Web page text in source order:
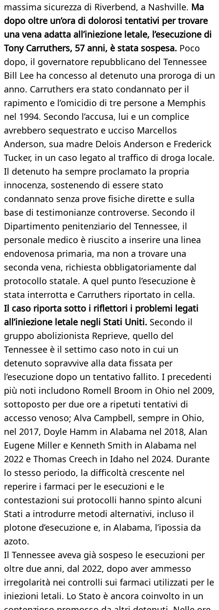
massima sicurezza di Riverbend, a Nashville. Ma
dopo oltre un’ora di dolorosi tentativi per trovare
una vena adatta all’iniezione letale, l’esecuzione di
Tony Carruthers, 57 anni, è stata sospesa. Poco
dopo, il governatore repubblicano del Tennessee
Bill Lee ha concesso al detenuto una proroga di un
anno. Carruthers era stato condannato per il
rapimento e l’omicidio di tre persone a Memphis
nel 1994. Secondo l’accusa, lui e un complice
avrebbero sequestrato e ucciso Marcellos
Anderson, sua madre Delois Anderson e Frederick
Tucker, in un caso legato al traffico di droga locale.
Il detenuto ha sempre proclamato la propria
innocenza, sostenendo di essere stato
condannato senza prove fisiche dirette e sulla
base di testimonianze controverse. Secondo il
Dipartimento penitenziario del Tennessee, il
personale medico è riuscito a inserire una linea
endovenosa primaria, ma non a trovare una
seconda vena, richiesta obbligatoriamente dal
protocollo statale. A quel punto l’esecuzione è
stata interrotta e Carruthers riportato in cella.
Il caso riporta sotto i riflettori i problemi legati
all’iniezione letale negli Stati Uniti. Secondo il
gruppo abolizionista Reprieve, quello del
Tennessee è il settimo caso noto in cui un
detenuto sopravvive alla data fissata per
l’esecuzione dopo un tentativo fallito. I precedenti
più noti includono Romell Broom in Ohio nel 2009,
sottoposto per due ore a ripetuti tentativi di
accesso venoso; Alva Campbell, sempre in Ohio,
nel 2017, Doyle Hamm in Alabama nel 2018, Alan
Eugene Miller e Kenneth Smith in Alabama nel
2022 e Thomas Creech in Idaho nel 2024. Durante
lo stesso periodo, la difficoltà crescente nel
reperire i farmaci per le esecuzioni e le
contestazioni sui protocolli hanno spinto alcuni
Stati a introdurre metodi alternativi, incluso il
plotone d’esecuzione e, in Alabama, l’ipossia da
azoto.
Il Tennessee aveva già sospeso le esecuzioni per
oltre due anni, dal 2022, dopo aver ammesso
irregolarità nei controlli sui farmaci utilizzati per le
iniezioni letali. Lo Stato è ancora coinvolto in un